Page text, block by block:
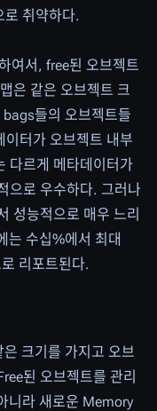
로 취약하다.
여서, free된 오브젝트
은 같은 오브젝트 크
들의 오브젝트들
터가 오브젝트 내부
다르게 메타데이터가
으로 우수하다. 그러나
성능적으로 매우 느리
는 수십%에서 최대
리포트된다.
크기를 가지고 오브
된 오브젝트를 관리
니라 새로운 Memory